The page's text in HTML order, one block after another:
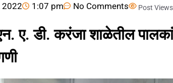
2022 1:07 pm No Comments Post
ए. डी. करंजा शाळेतील